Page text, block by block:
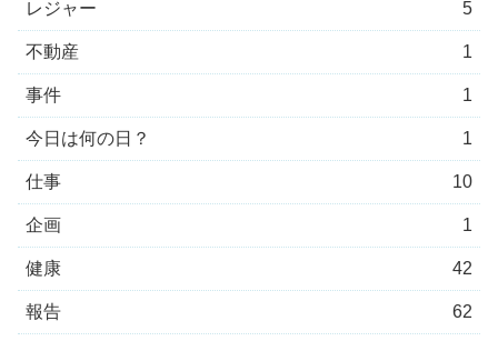
レジャー 5
不動産 1
事件 1
今日は何の日？ 1
仕事 10
企画 1
健康 42
報告 62